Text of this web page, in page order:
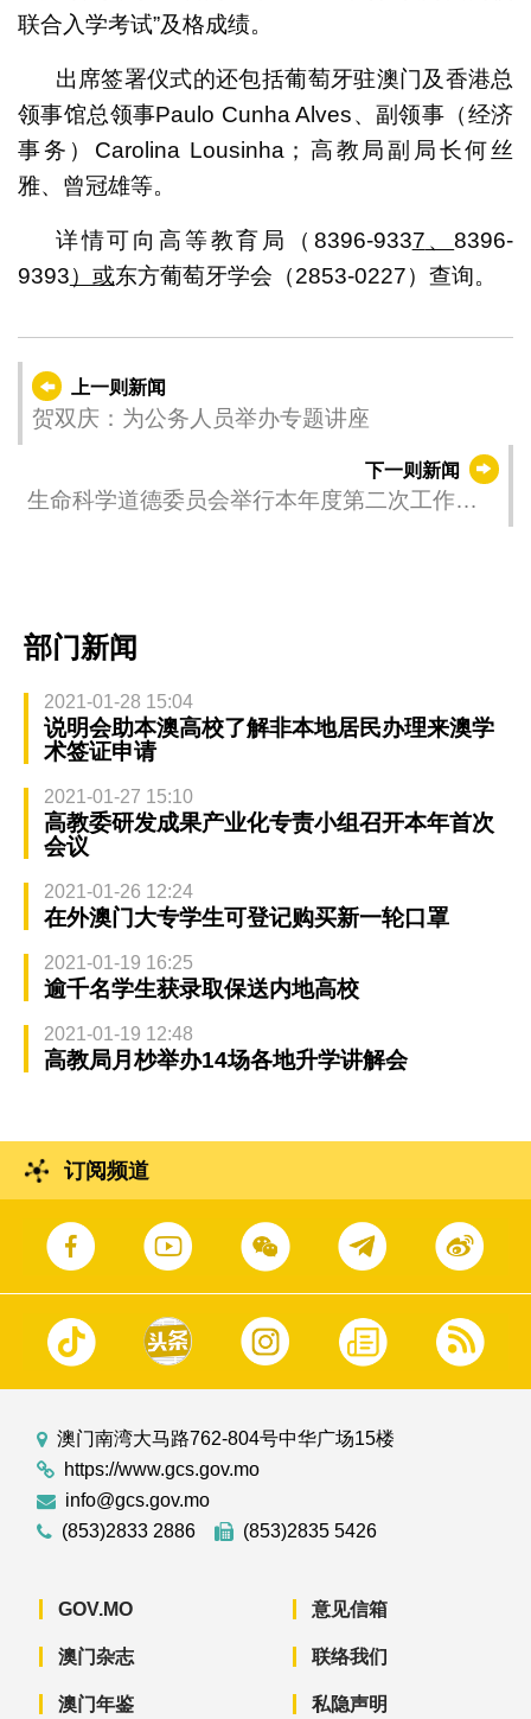
联合入学考试”及格成绩。
出席签署仪式的还包括葡萄牙驻澳门及香港总
领事馆总领事Paulo Cunha Alves、副领事（经济
事务）Carolina Lousinha；高教局副局长何丝
雅、曾冠雄等。
详情可向高等教育局（ 8396-9337 、8396-
9393）或东方葡萄牙学会（2853-0227）查询。
上一则新闻
贺双庆：为公务人员举办专题讲座
下一则新闻
生命科学道德委员会举行本年度第二次工作会
部门新闻
2021-01-28 15:04
说明会助本澳高校了解非本地居民办理来澳学
术签证申请
2021-01-27 15:10
高教委研发成果产业化专责小组召开本年首次
会议
2021-01-26 12:24
在外澳门大专学生可登记购买新一轮口罩
2021-01-19 16:25
逾千名学生获录取保送内地高校
2021-01-19 12:48
高教局月杪举办14场各地升学讲解会
订阅频道
澳门南湾大马路762-804号中华广场15楼
https://www.gcs.gov.mo
info@gcs.gov.mo
(853)2833 2886
(853)2835 5426
GOV.MO
澳门杂志
澳门年鉴
意见信箱
联络我们
私隐声明